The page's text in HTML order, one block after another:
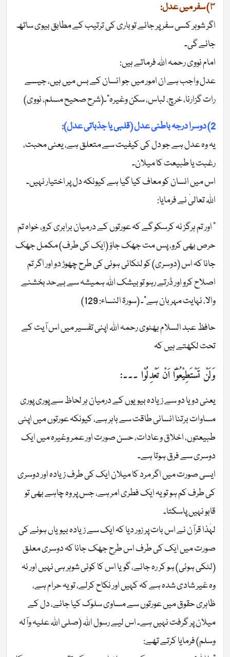
٣) سفر میں
عدل:
اگر شوہر کسی سفر پر جائے تو باری کی ترتیب کے مطابق بیوی ساتھ
جائے گی۔
امام نووی رحمہ اللہ فرماتے ہیں:
عدل واجب ہے ان امور میں جو انسان کے بس میں ہیں، جیسے
رات گزارنا، خرچ، لباس، سکن وغیرہ”۔(شرح صحیح مسلم، نووی)
2) دوسرا درجہ باطنی عدل (قلبی یا جذباتی عدل):
یہ وہ عدل ہے جو دل کی کیفیت سے متعلق ہے، یعنی محبت،
رغبت یا طبیعت کا میلان۔
اس میں انسان کو معاف کیا گیا ہے کیونکہ دل پر اختیار نہیں۔
اللہ تعالیٰ نے فرمایا:
” اور تم ہرگز نہ کرسکو گے کہ عورتوں کے درمیان برابری کرو، خواہ تم
حرص بھی کرو، پس مت جھک جاؤ (ایک کی طرف) مکمل جھک
جانا کہ اس (دوسری) کو لٹکائی ہوئی کی طرح چھوڑ دو اور اگر تم
اصلاح کرو اور ڈرتے رہو تو بیشک اللہ ہمیشہ سے بےحد بخشنے
والا، نہایت مہربان ہے”۔ (سورۃ النساء: 129)
حافظ عبد السلام بھٹوی رحمہ اللہ اپنی تفسیر میں اس آیت کے
تحت لکھتے ہیں کہ
وَلَنْ تَسْتَطِيْعُوْٓا اَنْ تَعْدِلُوْا ۔۔۔:
یعنی دو یا دو سے زیادہ بیویوں کے درمیان ہر لحاظ سے پوری پوری
مساوات برتنا انسانی طاقت سے باہر ہے، کیونکہ عورتوں میں اپنی
طبیعتوں، اخلاق و عادات، حسن صورت اور عمر وغیرہ میں ایک
دوسری سے فرق ہوتا ہے۔
ایسی صورت میں اگر مرد کا میلان ایک کی طرف زیادہ اور دوسری
کی طرف کم ہو تو یہ ایک فطری امر ہے، جس پر وہ چاہے بھی تو
قابو نہیں پاسکتا۔
لہٰذا قرآن نے اس بات پر زور دیا کہ ایک سے زیادہ بیویاں ہونے کی
صورت میں ایک کی طرف اس طرح جھک جانا کہ دوسری معلق
(لٹکی ہوئی) ہو کر رہ جائے، گویا اس کا کوئی شوہر ہی نہیں اور نہ
وہ غیر شادی شدہ ہے کہ کہیں اور نکاح کرلے، تو یہ حرام ہے،
ظاہری حقوق میں عورتوں سے مساوی سلوک کیا جائے، دل کے
میلان پر گرفت نہیں ہے۔ اس لیے رسول اللہ (صلی اللہ علیہ وآلہ
وسلم) فرمایا کرتے تھے: